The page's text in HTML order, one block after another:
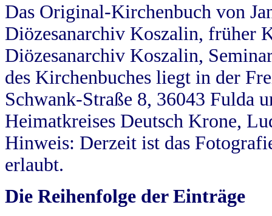
Das Original-Kirchenbuch von
Diözesanarchiv Koszalin, früher
Diözesanarchiv Koszalin,
des Kirchenbuches liegt in der
Schwank-Straße 8, 36043 Fulda
Heimatkreises Deutsch Krone,
Hinweis: Derzeit ist das
erlaubt.
Die Reihenfolge der Einträge